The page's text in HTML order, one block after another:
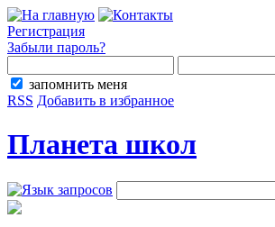
Регистрация
Забыли пароль?
запомнить меня
RSS Добавить в избранное
Планета школ